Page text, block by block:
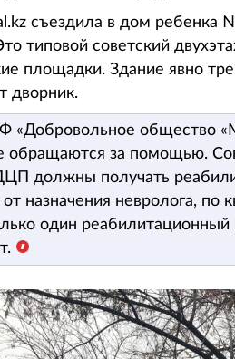
съездила в дом ребенка
типовой советский
площадки. Здание явно
дворник.
«Добровольное общество
обращаются за помощью.
должны получать
от назначения невролога,
один